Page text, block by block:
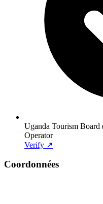
Uganda Tourism
Operator
Verify ↗
Coordonnées